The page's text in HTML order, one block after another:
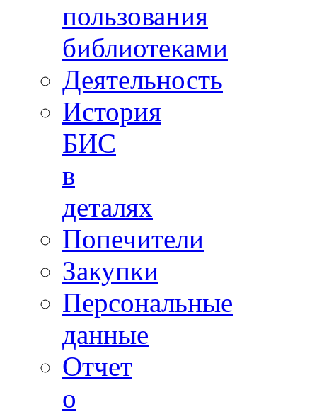
пользования
библиотеками
Деятельность
История
БИС
в
деталях
Попечители
Закупки
Персональные
данные
Отчет
о